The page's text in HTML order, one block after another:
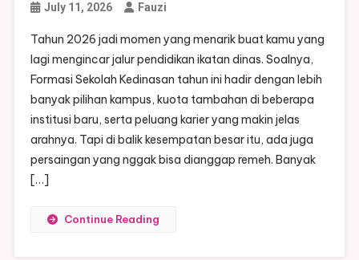
July 11, 2026 Fauzi
Tahun 2026 jadi momen yang menarik buat kamu yang
lagi mengincar jalur pendidikan ikatan dinas. Soalnya,
Formasi Sekolah Kedinasan tahun ini hadir dengan lebih
banyak pilihan kampus, kuota tambahan di beberapa
institusi baru, serta peluang karier yang makin jelas
arahnya. Tapi di balik kesempatan besar itu, ada juga
persaingan yang nggak bisa dianggap remeh. Banyak
[…]
Continue Reading